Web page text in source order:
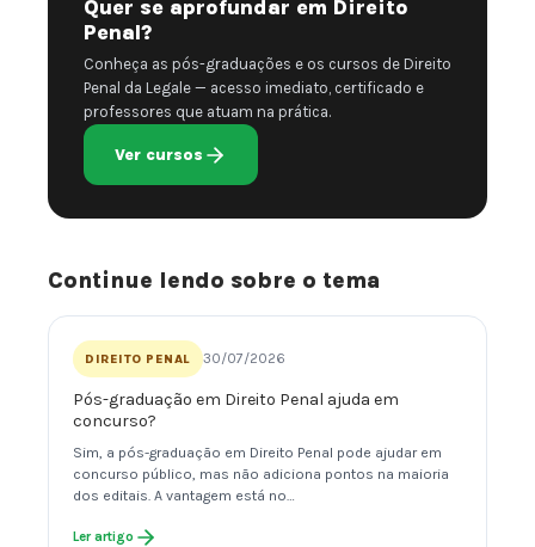
Quer se aprofundar em Direito
Penal?
Conheça as pós-graduações e os cursos de Direito
Penal da Legale — acesso imediato, certificado e
professores que atuam na prática.
Ver cursos
Continue lendo sobre o tema
DIREITO PENAL 30/07/2026
Pós-graduação em Direito Penal ajuda em
concurso?
Sim, a pós-graduação em Direito Penal pode ajudar em
concurso público, mas não adiciona pontos na maioria
dos editais. A vantagem está no…
Ler artigo